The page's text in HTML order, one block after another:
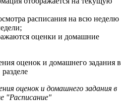
расписания на всю неделю
оценки и домашние
оценок и домашнего задания в
"Расписание"